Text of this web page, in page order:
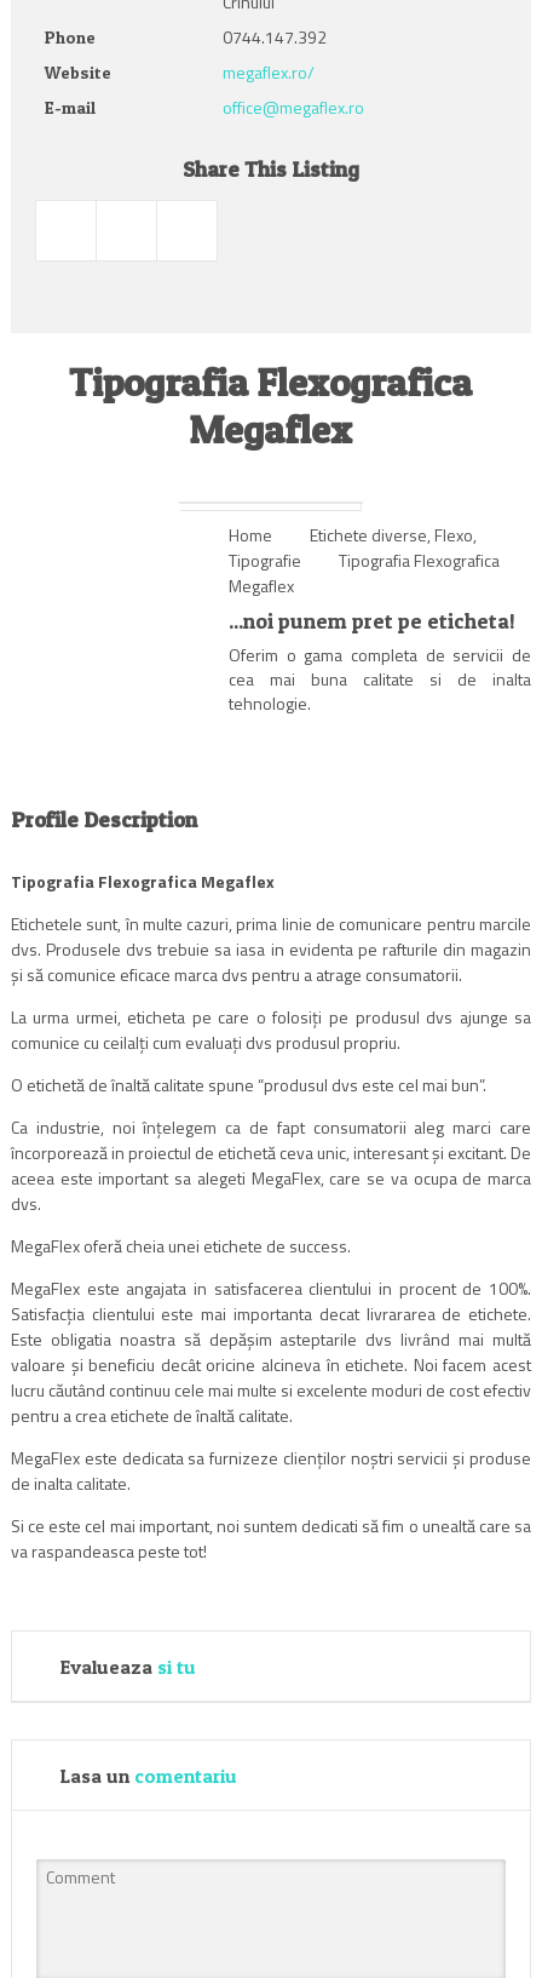
Phone 0744.147.392
Website megaflex.ro/
E-mail office@megaflex.ro
Share This Listing
Tipografia Flexografica
Megaflex
Home Etichete diverse, Flexo,
Tipografie
Tipografia Flexografica
Megaflex
...noi punem pret pe eticheta!
Oferim o gama completa de servicii de
cea mai buna calitate si de inalta
tehnologie.
Profile Description
Tipografia Flexografica Megaflex
Etichetele sunt, în multe cazuri, prima linie de comunicare pentru marcile
dvs. Produsele dvs trebuie sa iasa in evidenta pe rafturile din magazin
şi să comunice eficace marca dvs pentru a atrage consumatorii.
La urma urmei, eticheta pe care o folosiţi pe produsul dvs ajunge sa
comunice cu ceilalţi cum evaluaţi dvs produsul propriu.
O etichetă de înaltă calitate spune “produsul dvs este cel mai bun”.
Ca industrie, noi înţelegem ca de fapt consumatorii aleg marci care
încorporează in proiectul de etichetă ceva unic, interesant şi excitant. De
aceea este important sa alegeti MegaFlex, care se va ocupa de marca
dvs.
MegaFlex oferă cheia unei etichete de success.
MegaFlex este angajata in satisfacerea clientului in procent de 100%.
Satisfacţia clientului este mai importanta decat livrararea de etichete.
Este obligatia noastra să depăşim asteptarile dvs livrând mai multă
valoare şi beneficiu decât oricine alcineva în etichete. Noi facem acest
lucru căutând continuu cele mai multe si excelente moduri de cost efectiv
pentru a crea etichete de înaltă calitate.
MegaFlex este dedicata sa furnizeze clienţilor noştri servicii şi produse
de inalta calitate.
Si ce este cel mai important, noi suntem dedicati să fim o unealtă care sa
va raspandeasca peste tot!
Evalueaza si tu
Lasa un comentariu